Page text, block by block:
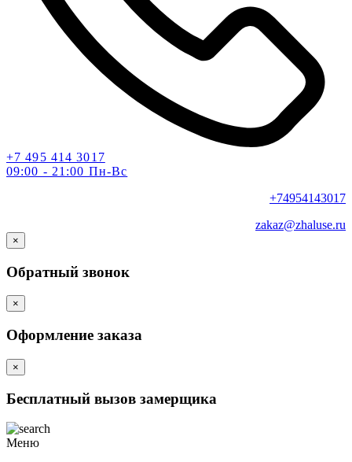
+7 495 414 3017
09:00 - 21:00 Пн-Вс
+74954143017
zakaz@zhaluse.ru
×
Обратный звонок
×
Оформление заказа
×
Бесплатный вызов замерщика
Меню